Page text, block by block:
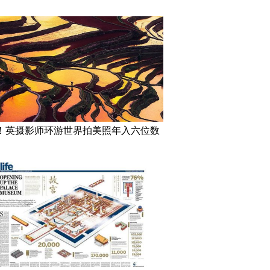
英摄影师环游世界拍美照年入六位数